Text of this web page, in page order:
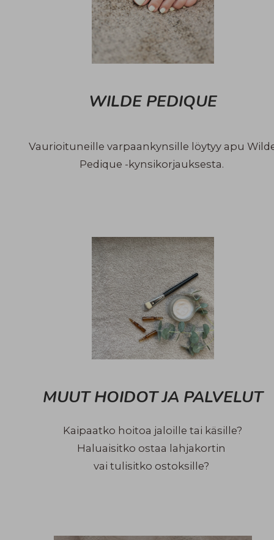
WILDE PEDIQUE
Vaurioituneille varpaankynsille löytyy apu
Pedique -kynsikorjauksesta.
MUUT HOIDOT JA PALVELUT
Kaipaatko hoitoa jaloille tai käsille?
Haluaisitko ostaa lahjakortin
vai tulisitko ostoksille?